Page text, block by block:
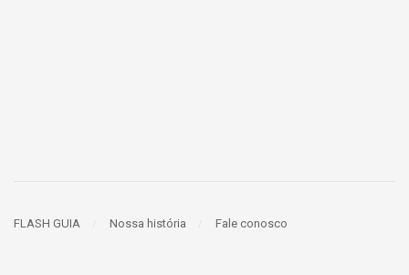
FLASH GUIA Nossa história Fale conosco